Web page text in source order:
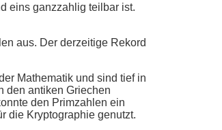
eins ganzzahlig teilbar ist.
aus. Der derzeitige Rekord
Mathematik und sind tief in
den antiken Griechen
den Primzahlen ein
die Kryptographie genutzt.